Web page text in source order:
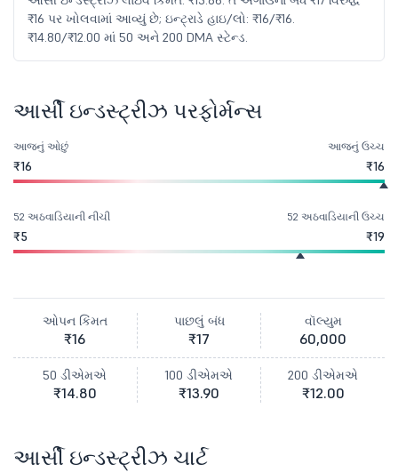
₹16 પર ખોલવામાં આવ્યું છે; ઇન્ટ્રાડે હાઇ/લો: ₹16/₹16.
₹14.80/₹12.00 માં 50 અને 200 DMA સ્ટેન્ડ.
આર્સી ઇન્ડસ્ટ્રીઝ પરફોર્મન્સ
આજનું ઓછું
₹16
આજનું ઉચ્ચ
₹16
52 અઠવાડિયાની નીચી
₹5
52 અઠવાડિયાની ઉચ્ચ
₹19
ઓપન કિંમત
₹16
પાછલું બંધ
₹17
વૉલ્યુમ
60,000
50 ડીએમએ
₹14.80
100 ડીએમએ
₹13.90
200 ડીએમએ
₹12.00
આર્સી ઇન્ડસ્ટ્રીઝ ચાર્ટ